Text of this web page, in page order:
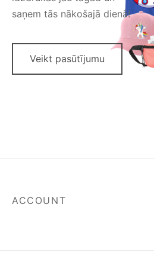
saņem tās nākošajā dienā!
Veikt pasūtījumu
ACCOUNT